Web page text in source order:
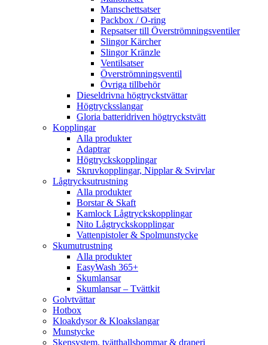
Manschettsatser
Packbox / O-ring
Repsatser till Överströmningsventiler
Slingor Kärcher
Slingor Kränzle
Ventilsatser
Överströmningsventil
Övriga tillbehör
Dieseldrivna högtryckstvättar
Högtrycksslangar
Gloria batteridriven högtryckstvätt
Kopplingar
Alla produkter
Adaptrar
Högtryckskopplingar
Skruvkopplingar, Nipplar & Svirvlar
Lågtrycksutrustning
Alla produkter
Borstar & Skaft
Kamlock Lågtryckskopplingar
Nito Lågtryckskopplingar
Vattenpistoler & Spolmunstycke
Skumutrustning
Alla produkter
EasyWash 365+
Skumlansar
Skumlansar – Tvättkit
Golvtvättar
Hotbox
Kloakdysor & Kloakslangar
Munstycke
Skensystem, tvätthallsbommar & draperi